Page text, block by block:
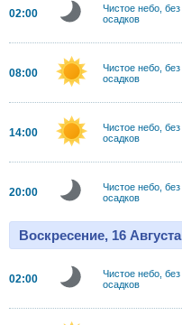
02:00
Чистое небо, без
осадков
08:00
Чистое небо, без
осадков
14:00
Чистое небо, без
осадков
20:00
Чистое небо, без
осадков
Воскресение, 16 Августа
02:00
Чистое небо, без
осадков